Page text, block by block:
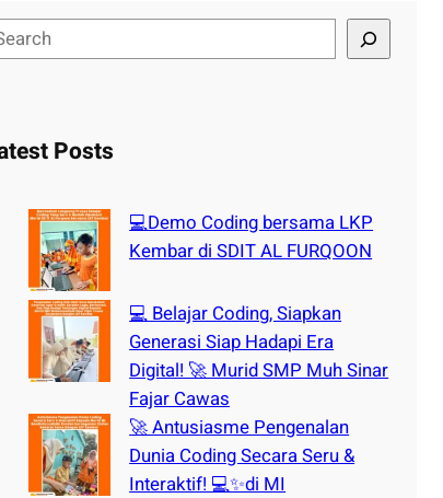
Posts
💻Demo Coding bersama LKP
Kembar di SDIT AL FURQOON
💻 Belajar Coding, Siapkan
Generasi Siap Hadapi Era
Digital! 🚀 Murid SMP Muh Sinar
Fajar Cawas
🚀 Antusiasme Pengenalan
Dunia Coding Secara Seru &
Interaktif! 💻✨di MI